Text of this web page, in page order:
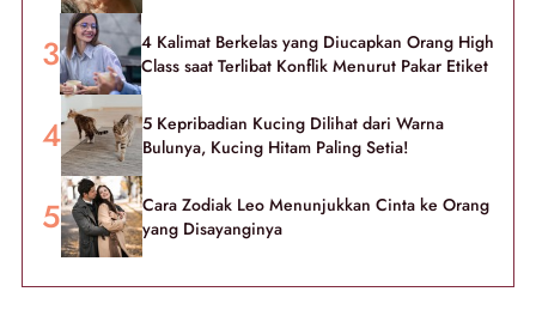
4 Kalimat Berkelas yang Diucapkan Orang High
Class saat Terlibat Konflik Menurut Pakar Etiket
5 Kepribadian Kucing Dilihat dari Warna
Bulunya, Kucing Hitam Paling Setia!
Cara Zodiak Leo Menunjukkan Cinta ke Orang
yang Disayanginya